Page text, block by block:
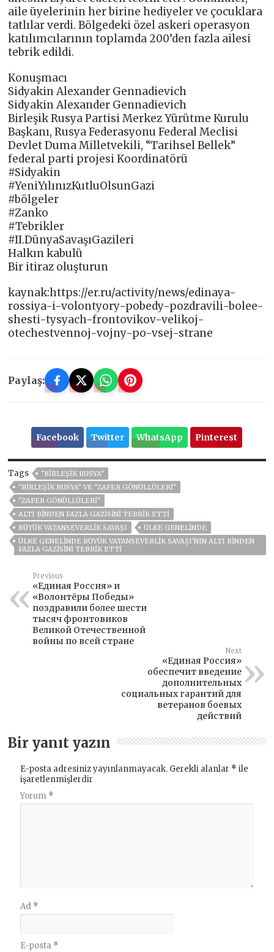
aile üyelerinin her birine hediyeler ve çocuklara
tatlılar verdi. Bölgedeki özel askeri operasyon
katılımcılarının toplamda 200’den fazla ailesi
tebrik edildi.
Konuşmacı
Sidyakin Alexander Gennadievich
Sidyakin Alexander Gennadievich
Birleşik Rusya Partisi Merkez Yürütme Kurulu
Başkanı, Rusya Federasyonu Federal Meclisi
Devlet Duma Milletvekili, “Tarihsel Bellek”
federal parti projesi Koordinatörü
#Sidyakin
#YeniYılınızKutluOlsunGazi
#bölgeler
#Zanko
#Tebrikler
#II.DünyaSavaşıGazileri
Halkın kabulü
Bir itiraz oluşturun
kaynak:https://er.ru/activity/news/edinaya-
rossiya-i-volontyory-pobedy-pozdravili-bolee-
shesti-tysyach-frontovikov-velikoj-
otechestvennoj-vojny-po-vsej-strane
Paylaş:
Facebook Twitter WhatsApp Pinterest
Tags
"BIRLEŞIK RUSYA"
"BIRLEŞIK RUSYA" VE "ZAFER GÖNÜLLÜLERI"
"ZAFER GÖNÜLLÜLERI"
ALTI BINDEN FAZLA GAZISINI TEBRIK ETTI
BÜYÜK VATANSEVERLIK SAVAŞI
ÜLKE GENELİNDE
ÜLKE GENELINDE BÜYÜK VATANSEVERLIK SAVAŞI'NIN ALTI BINDEN
FAZLA GAZISINI TEBRIK ETTI
Previous
«Единая Россия» и
«Волонтёры Победы»
поздравили более шести
тысяч фронтовиков
Великой Отечественной
войны по всей стране
Next
«Единая Россия»
обеспечит введение
дополнительных
социальных гарантий для
ветеранов боевых
действий
Bir yanıt yazın
E-posta adresiniz yayınlanmayacak. Gerekli alanlar * ile
işaretlenmişlerdir
Yorum *
Ad *
E-posta *